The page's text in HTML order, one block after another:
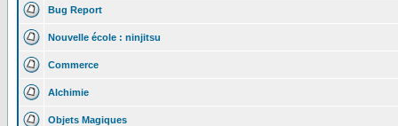
Bug Report
Nouvelle école : ninjitsu
Commerce
Alchimie
Objets Magiques